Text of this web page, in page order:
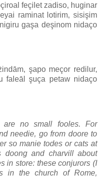
feçilet zadiso, huginar
raminat lotirim, sisişim
gaşa deşinom nidaço
şapo meçor redilur,
faleāl şuça petaw nidaço
are no small fooles. For
needie, go from doore to
so manie todes or cats at
doong and charvill about
in store: these conjurors (I
in the church of Rome,